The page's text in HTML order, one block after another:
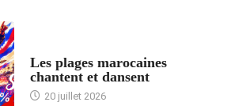
Les plages marocaines
chantent et dansent
20 juillet 2026